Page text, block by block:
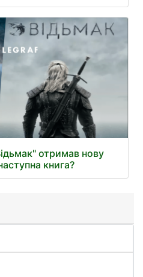
отримав нову
книга?